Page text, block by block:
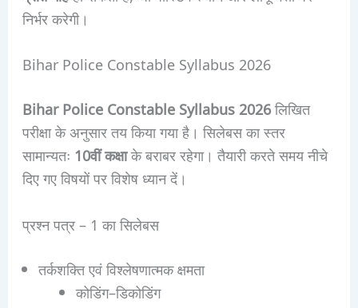
निर्भर करेगी।
Bihar Police Constable Syllabus 2026
Bihar Police Constable Syllabus 2026लिखित
परीक्षा के अनुसार तय किया गया है। सिलेबस का स्तर
सामान्यतः 10वीं कक्षाके बराबर रहेगा। तैयारी करते समय नीचे
दिए गए विषयों पर विशेष ध्यान दें।
प्रश्न पत्र – 1 का सिलेबस
तर्कशक्ति एवं विश्लेषणात्मक क्षमता
कोडिंग–डिकोडिंग